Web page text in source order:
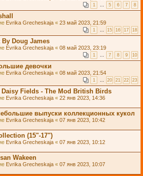
1 … 5 6 7 8
Evrika Grecheskaja « 23 май 2023, 21:59
1 … 15 16 17 18
Doug James
Evrika Grecheskaja « 08 май 2023, 23:19
1 … 7 8 9 10
девочки
Evrika Grecheskaja « 08 май 2023, 21:54
1 … 20 21 22 23
Fields - The Mod British Birds
Evrika Grecheskaja « 22 янв 2023, 14:36
выпуски коллекционных кукол
Evrika Grecheskaja « 07 янв 2023, 10:42
(15"-17")
Evrika Grecheskaja « 07 янв 2023, 10:12
Wakeen
Evrika Grecheskaja « 07 янв 2023, 10:07